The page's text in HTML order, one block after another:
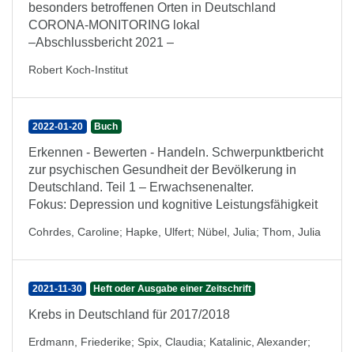
besonders betroffenen Orten in Deutschland
CORONA-MONITORING lokal
–Abschlussbericht 2021 –
Robert Koch-Institut
2022-01-20 Buch
Erkennen - Bewerten - Handeln. Schwerpunktbericht
zur psychischen Gesundheit der Bevölkerung in
Deutschland. Teil 1 – Erwachsenenalter.
Fokus: Depression und kognitive Leistungsfähigkeit
Cohrdes, Caroline; Hapke, Ulfert; Nübel, Julia; Thom, Julia
2021-11-30 Heft oder Ausgabe einer Zeitschrift
Krebs in Deutschland für 2017/2018
Erdmann, Friederike; Spix, Claudia; Katalinic, Alexander;